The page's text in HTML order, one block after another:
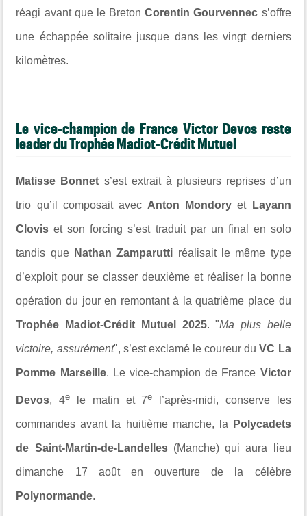
réagi avant que le BretonCorentin Gourvennec s’offre
une échappée solitaire jusque dans les vingt derniers
kilomètres.
Le vice-champion de France Victor Devos reste
leader du Trophée Madiot-Crédit Mutuel
Matisse Bonnet s’est extrait à plusieurs reprises d’un
trio qu’il composait avec Anton Mondory et Layann
Clovis et son forcing s’est traduit par un final en solo
tandis que Nathan Zamparutti réalisait le même type
d’exploit pour se classer deuxième et réaliser la bonne
opération du jour en remontant à la quatrième place du
Trophée Madiot-Crédit Mutuel 2025. "Ma plus belle
victoire, assurément", s’est exclamé le coureur duVC La
Pomme Marseille. Le vice-champion de France Victor
Devos, 4e le matin et 7e l’après-midi, conserve les
commandes avant la huitième manche, la Polycadets
de Saint-Martin-de-Landelles(Manche) qui aura lieu
dimanche 17 août en ouverture de la célèbre
Polynormande.